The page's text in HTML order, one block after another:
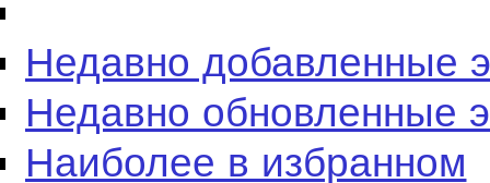
Недавно добавленные
Недавно обновленные
Наиболее в избранном